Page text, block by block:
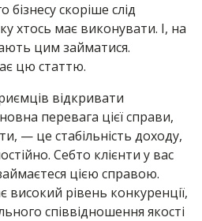
скоріше слід
хтось має виконувати. І, на
цим займатися.
цю статтю.
відкривати
перевага цієї справи,
— це стабільність доходу,
Себто клієнти у вас
цією справою.
високий рівень конкуренції,
співвідношення якості